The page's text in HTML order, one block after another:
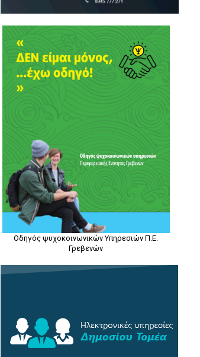
Οδηγός ψυχοκοινωνικών Υπηρεσιών Π.Ε.
Γρεβενών